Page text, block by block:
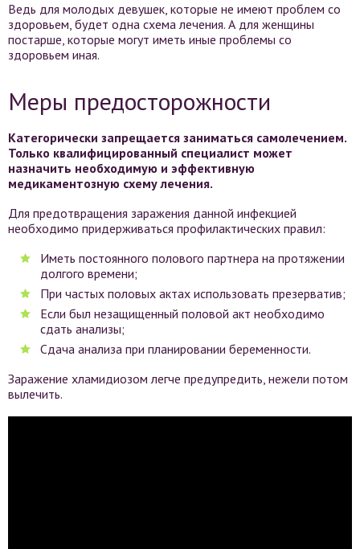
Ведь для молодых девушек, которые не имеют проблем со
здоровьем, будет одна схема лечения. А для женщины
постарше, которые могут иметь иные проблемы со
здоровьем иная.
Меры предосторожности
Категорически запрещается заниматься самолечением.
Только квалифицированный специалист может
назначить необходимую и эффективную
медикаментозную схему лечения.
Для предотвращения заражения данной инфекцией
необходимо придерживаться профилактических правил:
Иметь постоянного полового партнера на протяжении
долгого времени;
При частых половых актах использовать презерватив;
Если был незащищенный половой акт необходимо
сдать анализы;
Сдача анализа при планировании беременности.
Заражение хламидиозом легче предупредить, нежели потом
вылечить.